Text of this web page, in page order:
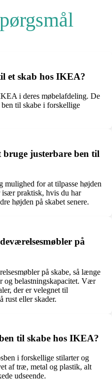
et skab hos IKEA?
i deres møbelafdeling. De
til skabe i forskellige
bruge justerbare ben til
mulighed for at tilpasse højden
især praktisk, hvis du har
højden på skabet senere.
på
på skabe, så længe
og belastningskapacitet. Vær
der er velegnet til
rust eller skader.
til skabe hos IKEA?
i forskellige stilarter og
af træ, metal og plastik, alt
udseende.